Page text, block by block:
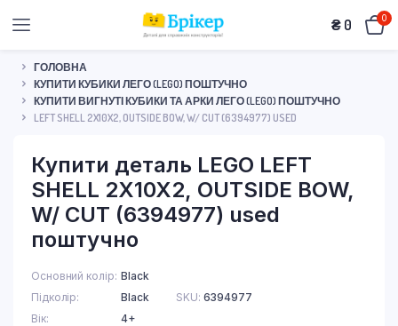
₴ 0 0
ГОЛОВНА
КУПИТИ КУБИКИ ЛЕГО (LEGO) ПОШТУЧНО
КУПИТИ ВИГНУТІ КУБИКИ ТА АРКИ ЛЕГО (LEGO) ПОШТУЧНО
LEFT SHELL 2X10X2, OUTSIDE BOW, W/ CUT (6394977) USED
Купити деталь LEGO LEFT
SHELL 2X10X2, OUTSIDE BOW,
W/ CUT (6394977) used
поштучно
Основний колір Black
Підколір
Black
Вік
4+
SKU: 6394977